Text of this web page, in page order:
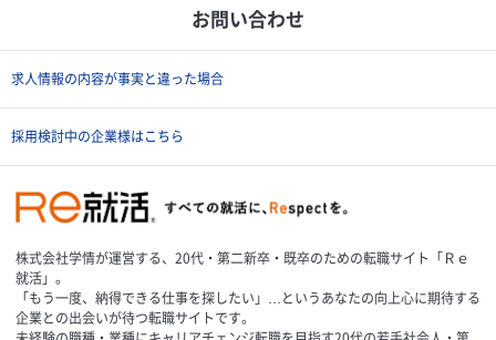
お問い合わせ
求人情報の内容が事実と違った場合
採用検討中の企業様はこちら
株式会社学情が運営する、20代・第二新卒・既卒のための転職サイト「Ｒｅ
就活」。
「もう一度、納得できる仕事を探したい」…というあなたの向上心に期待する
企業との出会いが待つ転職サイトです。